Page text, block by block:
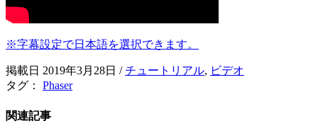
※字幕設定で日本語を選択できます。
掲載日 2019年3月28日 /チュートリアル, ビデオ
タグ： Phaser
関連記事